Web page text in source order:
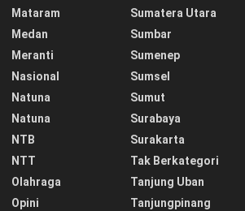
Mataram
Medan
Meranti
Nasional
Natuna
Natuna
NTB
NTT
Olahraga
Opini
Sumatera Utara
Sumbar
Sumenep
Sumsel
Sumut
Surabaya
Surakarta
Tak Berkategori
Tanjung Uban
Tanjungpinang